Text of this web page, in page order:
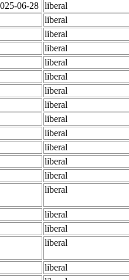
06-28 liberal
liberal
liberal
liberal
liberal
liberal
liberal
liberal
liberal
liberal
liberal
liberal
liberal
liberal
liberal
liberal
liberal
liberal